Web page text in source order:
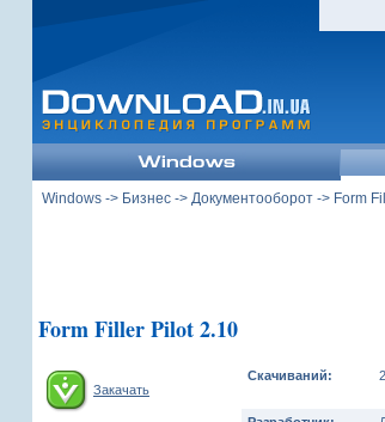
Windows -> Бизнес -> Документооборот -> Form
Form Filler Pilot 2.10
Закачать
Скачиваний: